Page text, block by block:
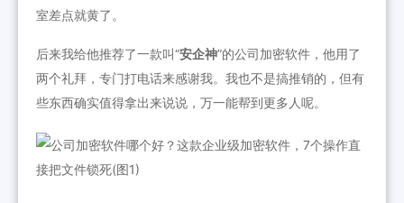
室差点就黄了。
后来我给他推荐了一款叫“安企神”的公司加密软件，他用了
两个礼拜，专门打电话来感谢我。我也不是搞推销的，但有
些东西确实值得拿出来说说，万一能帮到更多人呢。